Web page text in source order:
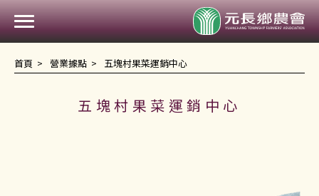
首頁 營業據點 五塊村果菜運銷中心
五塊村果菜運銷中心